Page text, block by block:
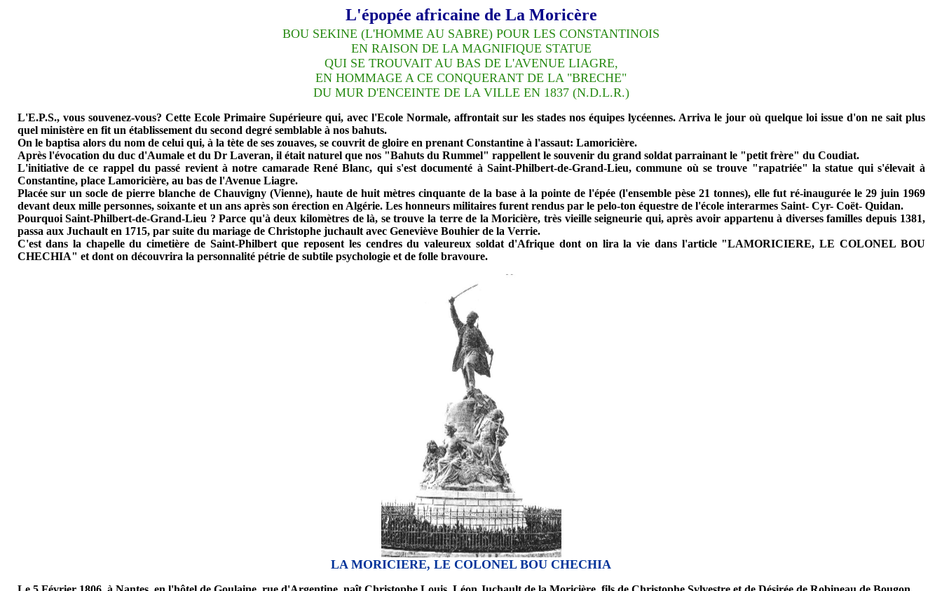
L'épopée africaine de La Moricère
BOU SEKINE (L'HOMME AU SABRE) POUR LES CONSTANTINOIS
EN RAISON DE LA MAGNIFIQUE STATUE
QUI SE TROUVAIT AU BAS DE L'AVENUE LIAGRE,
EN HOMMAGE A CE CONQUERANT DE LA "BRECHE"
DU MUR D'ENCEINTE DE LA VILLE EN 1837 (N.D.L.R.)
L'E.P.S., vous souvenez-vous? Cette Ecole Primaire Supérieure qui, avec l'Ecole Normale, affrontait sur les stades nos équipes lycéennes. Arriva le jour où quelque loi issue d'on ne sait plus
quel ministère en fit un établissement du second degré semblable à nos bahuts.
On le baptisa alors du nom de celui qui, à la tète de ses zouaves, se couvrit de gloire en prenant Constantine à l'assaut: Lamoricière.
Après l'évocation du duc d'Aumale et du Dr Laveran, il était naturel que nos "Bahuts du Rummel" rappellent le souvenir du grand soldat parrainant le "petit frère" du Coudiat.
L'initiative de ce rappel du passé revient à notre camarade René Blanc, qui s'est documenté à Saint-Philbert-de-Grand-Lieu, commune où se trouve "rapatriée" la statue qui s'élevait à
Constantine, place Lamoricière, au bas de l'Avenue Liagre.
Placée sur un socle de pierre blanche de Chauvigny (Vienne), haute de huit mètres cinquante de la base à la pointe de l'épée (l'ensemble pèse 21 tonnes), elle fut ré-inaugurée le 29 juin 1969
devant deux mille personnes, soixante et un ans après son érection en Algérie. Les honneurs militaires furent rendus par le pelo-ton équestre de l'école interarmes Saint- Cyr- Coët- Quidan.
Pourquoi Saint-Philbert-de-Grand-Lieu ? Parce qu'à deux kilomètres de là, se trouve la terre de la Moricière, très vieille seigneurie qui, après avoir appartenu à diverses familles depuis 1381,
passa aux Juchault en 1715, par suite du mariage de Christophe juchault avec Geneviève Bouhier de la Verrie.
C'est dans la chapelle du cimetière de Saint-Philbert que reposent les cendres du valeureux soldat d'Afrique dont on lira la vie dans l'article "LAMORICIERE, LE COLONEL BOU
CHECHIA" et dont on découvrira la personnalité pétrie de subtile psychologie et de folle bravoure.
LA MORICIERE, LE COLONEL BOU CHECHIA